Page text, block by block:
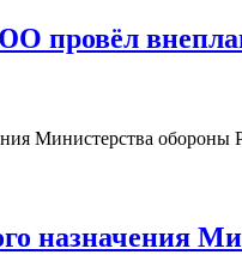
провёл
назначения